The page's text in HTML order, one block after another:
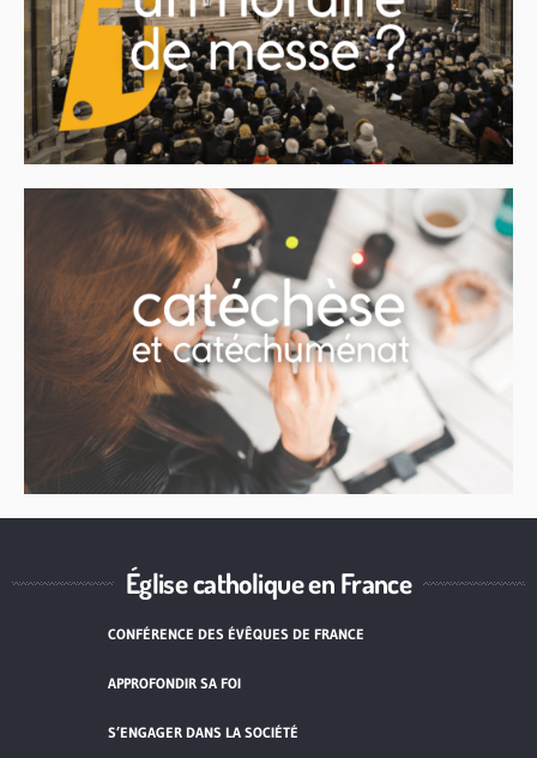
Église catholique en France
CONFÉRENCE DES ÉVÊQUES DE FRANCE
APPROFONDIR SA FOI
S’ENGAGER DANS LA SOCIÉTÉ